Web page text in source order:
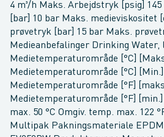
4 m³/h Maks. Arbejdstryk [psig]
[bar] 10 bar Maks. medieviskositet
prøvetryk [bar] 15 bar Maks.
Medieanbefalinger Drinking Water,
Medietemperaturområde [°C]
Medietemperaturområde [°C] [Min.]
Medietemperaturområde [°F]
Medietemperaturområde [°F] [min.]
max. 50 °C Omgiv. temp. max. 122
Multipak Pakningsmateriale